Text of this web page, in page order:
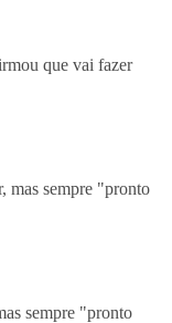
que vai fazer
sempre "pronto